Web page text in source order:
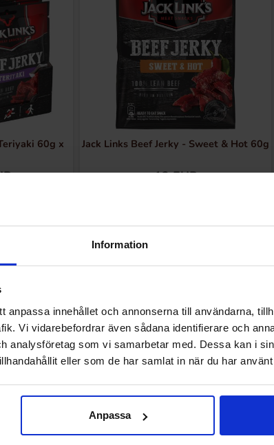
Information
anpassa innehållet och annonserna till användarna,
Vi vidarebefordrar även sådana identifierare och
analysföretag som vi samarbetar med. Dessa kan i
eller som de har samlat in när du har
Anpassa
60g x
Jack Links Beef Jerky - Sweet & Hot 60g
12 EUR
Muutkin ostivat